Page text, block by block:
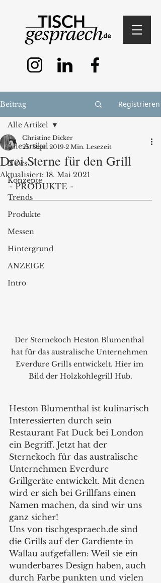
Beitrag Registrieren
Alle Artikel
News
Konzepte
Trends
Produkte
Messen
Hintergrund
ANZEIGE
Intro
Alle Artikel
Drei Sterne für den Grill
Christine Dicker
25. Sept. 2019 2 Min. Lesezeit
Aktualisiert: 18. Mai 2021
- PRODUKTE -
Der Sternekoch Heston Blumenthal
hat für das australische Unternehmen
Everdure Grills entwickelt. Hier im
Bild der Holzkohlegrill Hub.
Heston Blumenthal ist kulinarisch
Interessierten durch sein
Restaurant Fat Duck bei London
ein Begriff. Jetzt hat der
Sternekoch für das australische
Unternehmen Everdure
Grillgeräte entwickelt. Mit denen
wird er sich bei Grillfans einen
Namen machen, da sind wir uns
ganz sicher!
Uns von tischgespraech.de sind
die Grills auf der Gardiente in
Wallau aufgefallen: Weil sie ein
wunderbares Design haben, auch
durch Farbe punkten und vielen